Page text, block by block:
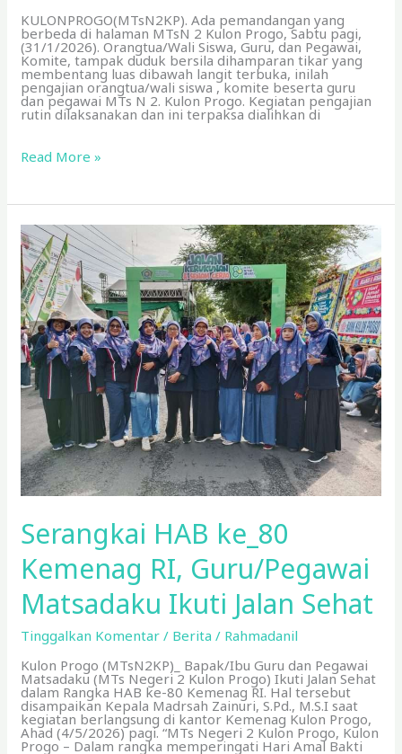
KULONPROGO(MTsN2KP). Ada pemandangan yang
berbeda di halaman MTsN 2 Kulon Progo, Sabtu pagi,
(31/1/2026). Orangtua/Wali Siswa, Guru, dan Pegawai,
Komite, tampak duduk bersila dihamparan tikar yang
membentang luas dibawah langit terbuka, inilah
pengajian orangtua/wali siswa , komite beserta guru
dan pegawai MTs N 2. Kulon Progo. Kegiatan pengajian
rutin dilaksanakan dan ini terpaksa dialihkan di
Read More »
Serangkai HAB ke_80
Kemenag RI, Guru/Pegawai
Matsadaku Ikuti Jalan Sehat
Tinggalkan Komentar / Berita / Rahmadanil
Kulon Progo (MTsN2KP)_ Bapak/Ibu Guru dan Pegawai
Matsadaku (MTs Negeri 2 Kulon Progo) Ikuti Jalan Sehat
dalam Rangka HAB ke-80 Kemenag RI. Hal tersebut
disampaikan Kepala Madrsah Zainuri, S.Pd., M.S.I saat
kegiatan berlangsung di kantor Kemenag Kulon Progo,
Ahad (4/5/2026) pagi. “MTs Negeri 2 Kulon Progo, Kulon
Progo – Dalam rangka memperingati Hari Amal Bakti
Serangkai
HAB
ke_80
Kemenag
RI,
Guru/Pegawai
Matsadaku
Ikuti
Jalan
Sehat